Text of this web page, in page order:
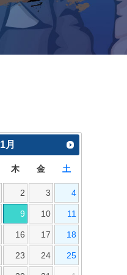
1月
木 金 土
2 3 4
9 10 11
16 17 18
23 24 25